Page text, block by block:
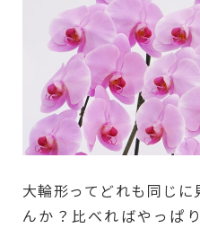
大輪形ってどれも同じ
んか？比べればやっぱ